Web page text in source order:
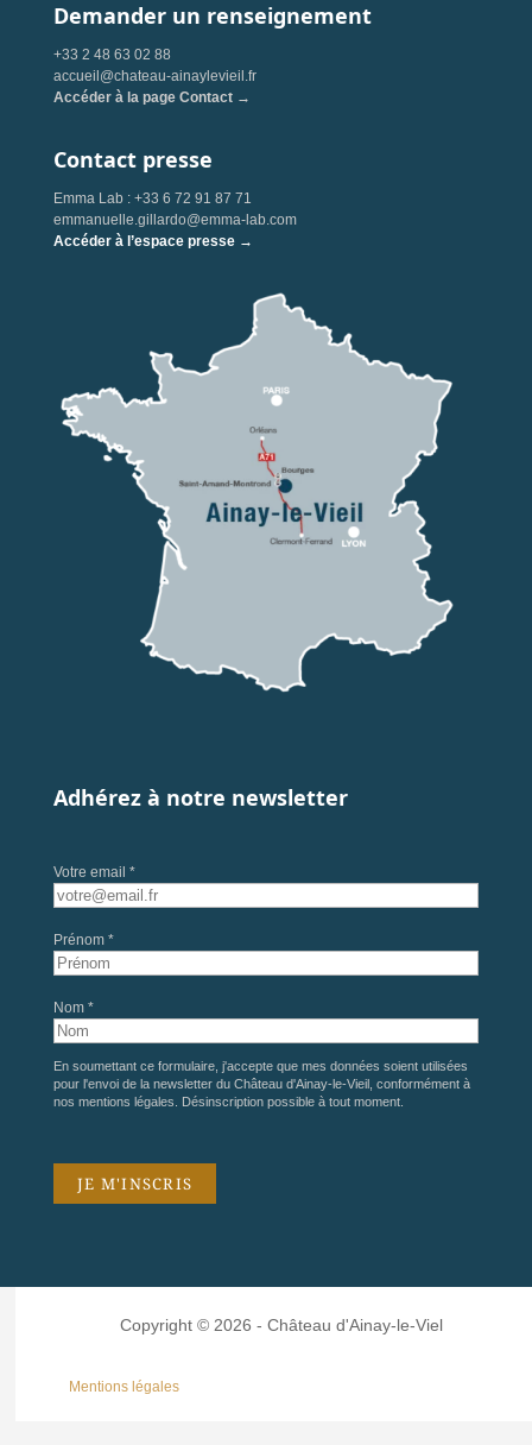
Demander un renseignement
+33 2 48 63 02 88
accueil@chateau-ainaylevieil.fr
Accéder à la page Contact →
Contact presse
Emma Lab : +33 6 72 91 87 71
emmanuelle.gillardo@emma-lab.com
Accéder à l’espace presse →
Adhérez à notre newsletter
Votre email *
Prénom *
Nom *
En soumettant ce formulaire, j'accepte que mes données soient utilisées
pour l'envoi de la newsletter du Château d'Ainay-le-Vieil, conformément à
nos mentions légales . Désinscription possible à tout moment.
Copyright © 2026 - Château d'Ainay-le-Viel
Mentions légales